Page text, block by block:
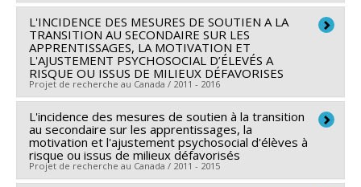
Sources de financement :FRQSC/Fonds de recherche
du Québec - Société et culture (FQRSC)
Programmes de subvention :PVXXXXXX-(AC)
Programme des actions concertées
Chercheur principal : Thierry Karsenti
Co-chercheurs : Roch Chouinard,Monique Noël-
Gaudreault,Bruno Poellhuber,Clermont Gauthier
Érick Falardeau,Carole Raby, Simon Collin
Sources de financement :FRQSC/Fonds de recherche
du Québec - Société et culture (FQRSC)
Programmes de subvention :PVXXXXXX-(AC)
Programme des actions concertées
L'INCIDENCE DES MESURES DE SOUTIEN A LA
TRANSITION AU SECONDAIRE SUR LES
APPRENTISSAGES, LA MOTIVATION ET
L'AJUSTEMENT PSYCHOSOCIAL D’ÉLEVÉS A
RISQUE OU ISSUS DE MILIEUX DÉFAVORISES
Projet de recherche au Canada / 2011 - 2016
Chercheur principal : Roch Chouinard
Co-chercheurs : François Bowen,Louise Poirier,
Pascale Lefrançois ,Jean-Sébastien Fallu
Sources de financement :FRQSC/Fonds de recherche
L'incidence des mesures de soutien à la transition
au secondaire sur les apprentissages, la
motivation et l'ajustement psychosocial d'élèves à
risque ou issus de milieux défavorisés
Projet de recherche au Canada / 2011 - 2015